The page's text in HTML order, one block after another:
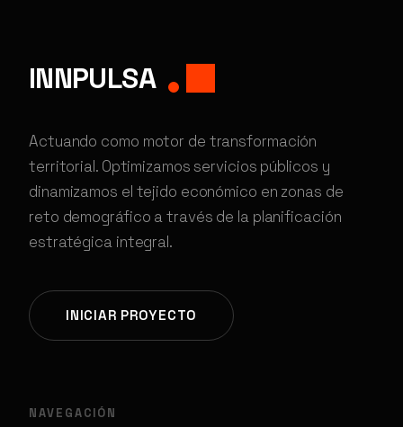
INNPULSA
Actuando como motor de transformación
territorial. Optimizamos servicios públicos y
dinamizamos el tejido económico en zonas de
reto demográfico a través de la planificación
estratégica integral.
INICIAR PROYECTO
NAVEGACIÓN